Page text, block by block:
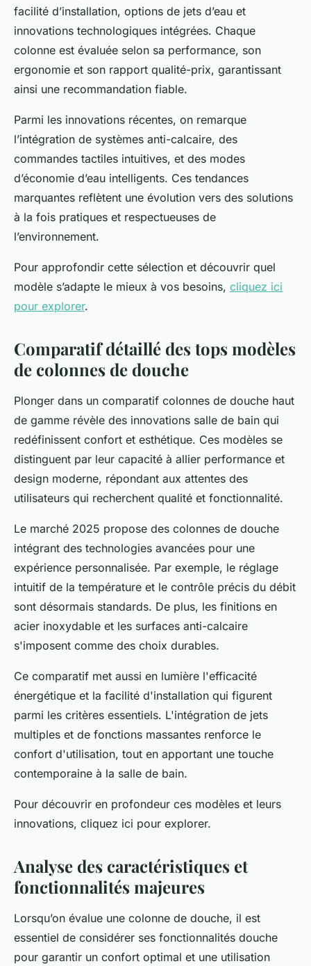
facilité d’installation, options de jets d’eau et
innovations technologiques intégrées. Chaque
colonne est évaluée selon sa performance, son
ergonomie et son rapport qualité-prix, garantissant
ainsi une recommandation fiable.
Parmi les innovations récentes, on remarque
l’intégration de systèmes anti-calcaire, des
commandes tactiles intuitives, et des modes
d’économie d’eau intelligents. Ces tendances
marquantes reflètent une évolution vers des solutions
à la fois pratiques et respectueuses de
l’environnement.
Pour approfondir cette sélection et découvrir quel
modèle s’adapte le mieux à vos besoins, cliquez ici
pour explorer.
Comparatif détaillé des tops modèles
de colonnes de douche
Plonger dans un comparatif colonnes de douche haut
de gamme révèle des innovations salle de bain qui
redéfinissent confort et esthétique. Ces modèles se
distinguent par leur capacité à allier performance et
design moderne, répondant aux attentes des
utilisateurs qui recherchent qualité et fonctionnalité.
Le marché 2025 propose des colonnes de douche
intégrant des technologies avancées pour une
expérience personnalisée. Par exemple, le réglage
intuitif de la température et le contrôle précis du débit
sont désormais standards. De plus, les finitions en
acier inoxydable et les surfaces anti-calcaire
s'imposent comme des choix durables.
Ce comparatif met aussi en lumière l'efficacité
énergétique et la facilité d'installation qui figurent
parmi les critères essentiels. L'intégration de jets
multiples et de fonctions massantes renforce le
confort d'utilisation, tout en apportant une touche
contemporaine à la salle de bain.
Pour découvrir en profondeur ces modèles et leurs
innovations, cliquez ici pour explorer.
Analyse des caractéristiques et
fonctionnalités majeures
Lorsqu’on évalue une colonne de douche, il est
essentiel de considérer ses fonctionnalités douche
pour garantir un confort optimal et une utilisation